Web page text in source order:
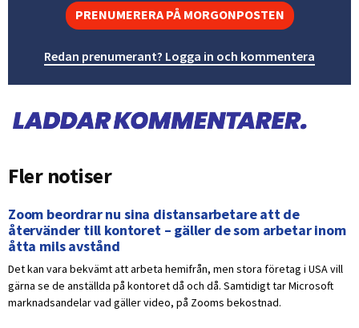
PRENUMERERA PÅ MORGONPOSTEN
Redan prenumerant? Logga in och kommentera
Fler notiser
Zoom beordrar nu sina distansarbetare att de
återvänder till kontoret – gäller de som arbetar inom
åtta mils avstånd
Det kan vara bekvämt att arbeta hemifrån, men stora företag i USA vill
gärna se de anställda på kontoret då och då. Samtidigt tar Microsoft
marknadsandelar vad gäller video, på Zooms bekostnad.